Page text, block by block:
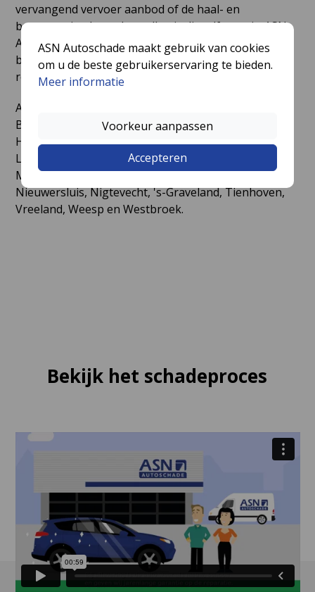
vervangend vervoer aanbod of de haal- en
brengservice. In veel gevallen is dit zelfs gratis. ASN
Autoschade Naarden verzorgt de haal- en
brengservice in de volgende plaatsen
rondom Naarden:
Abcoude, Achttienhoven, Ankeveen, Blaricum,
Breukelen, Breukeleveen, Bussum, Hilversum,
Hollandsche Rading, Huizen, Kortenhoef, Laren,
Loenen aan de Vecht, Loenersloot, Loosdrecht,
Muiden, Muiderberg, Nederhorst den Berg,
Nieuwersluis, Nigtevecht, 's-Graveland, Tienhoven,
Vreeland, Weesp en Westbroek.
Bekijk het schadeproces
ASN Autoschade maakt gebruik van cookies
om u de beste gebruikerservaring te bieden.
Meer informatie
Voorkeur aanpassen
Accepteren